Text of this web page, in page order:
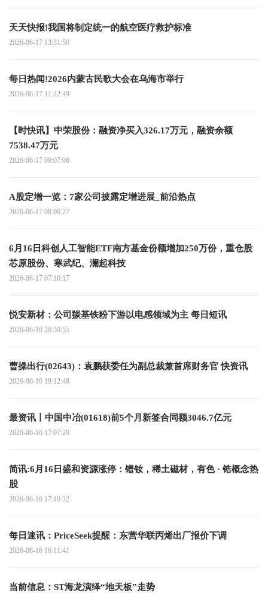
天天快报!我国将制定统一的航空医疗救护标准
2026-06-17 13:31:50
每日热闻!2026内蒙古民歌大会在乌海市举行
2026-06-17 11:22:49
【时快讯】中荣股份：融资净买入326.17万元，融资余额
7538.47万元
2026-06-17 09:07:06
A股定增一览：7家公司披露定增进展_前沿热点
2026-06-17 08:00:27
6月16日科创人工智能ETF南方基金份额增加250万份，重仓股
芯原股份、寒武纪、澜起科技
2026-06-17 07:10:17
悦安新材：公司羰基铁粉下游以电感领域为主 每日短讯
2026-06-16 20:59:55
曹操出行(02643)：袁鹏获委任为副总裁兼首席财务官 快资讯
2026-06-16 19:12:48
最资讯丨中国中冶(01618)前5个月新签合同额3046.7亿元
2026-06-16 17:07:29
简讯:6月16日盛和资源涨停：镨钕，稀土磁材，有色 · 锆概念热
股
2026-06-16 17:10:32
每日速讯：PriceSeek提醒：东营华联丙烯出厂报价下调
2026-06-16 16:11:41
当前信息：ST海龙演绎“地天板”走势